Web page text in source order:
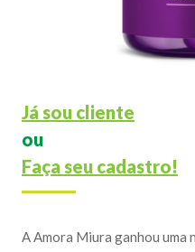
Já sou cliente
ou
Faça seu cadastro!
A Amora Miura ganhou uma